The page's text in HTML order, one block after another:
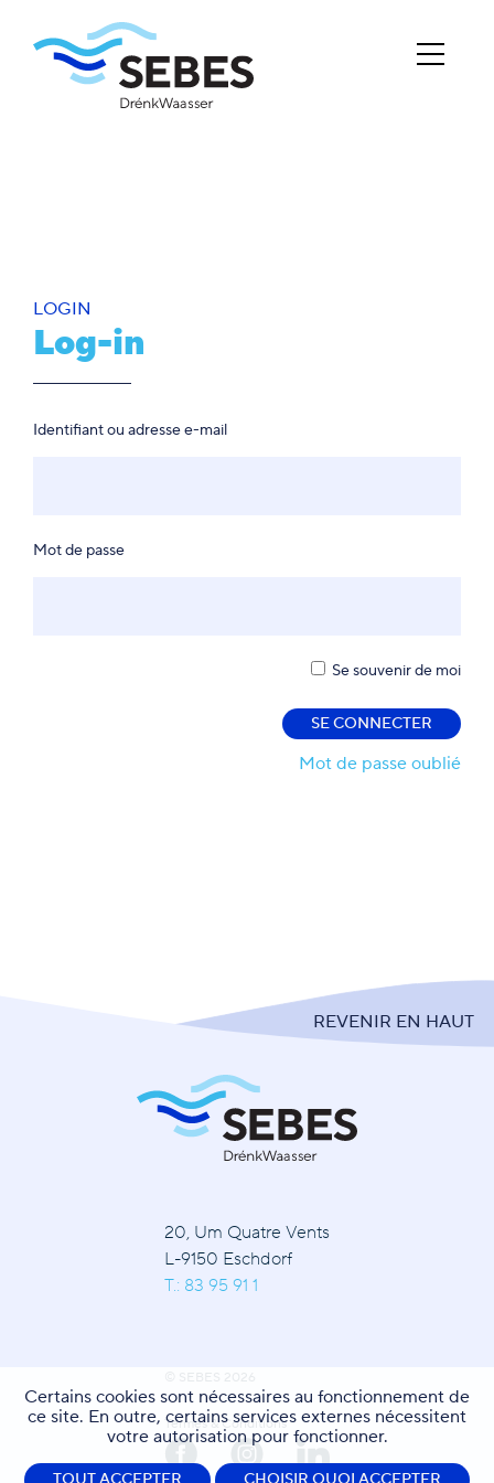
LOGIN
Log-in
Identifiant ou adresse e-mail
Mot de passe
Se souvenir de moi
Mot de passe oublié
REVENIR EN HAUT
20, Um Quatre Vents
L-9150 Eschdorf
T.: 83 95 91 1
Termes & Conditions
Certains cookies sont nécessaires au fonctionnement de
ce site. En outre, certains services externes nécessitent
votre autorisation pour fonctionner.